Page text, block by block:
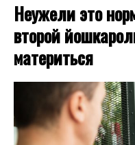
Неужели это
второй
материться